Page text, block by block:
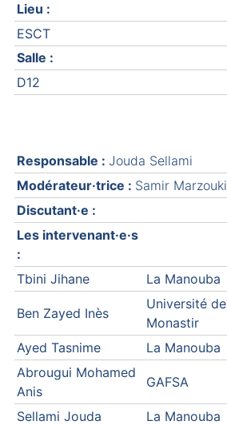
Lieu :
ESCT
Salle :
D12
Responsable :Jouda Sellami
Modérateur·trice : Samir Marzouki
Discutant·e :
Les intervenant·e·s
:
Tbini Jihane
La Manouba
Ben Zayed Inès
Université de
Monastir
Ayed Tasnime
La Manouba
Abrougui Mohamed
Anis
GAFSA
Sellami Jouda La Manouba